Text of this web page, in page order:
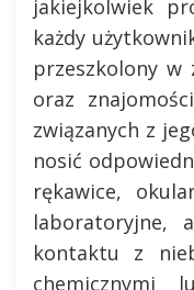
jakiejkolwiek
każdy
przeszkolony w
oraz
związanych z
nosić
rękawice,
laboratoryjne,
kontaktu z
chemicznymi